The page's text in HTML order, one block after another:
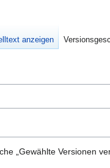
„Gewählte Versionen
anzeigen